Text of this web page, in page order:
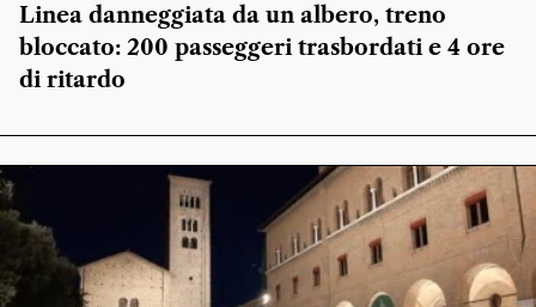
Linea danneggiata da un albero, treno
bloccato: 200 passeggeri trasbordati e 4 ore
di ritardo